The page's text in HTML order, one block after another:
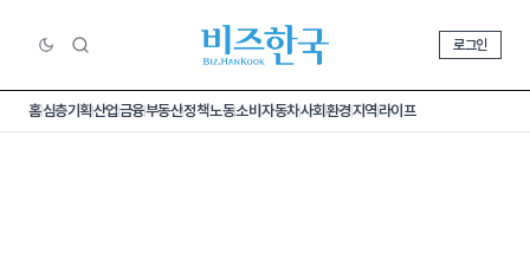
로그인
홈심층기획산업금융부동산정책노동소비 자동차사회환경지역라이프